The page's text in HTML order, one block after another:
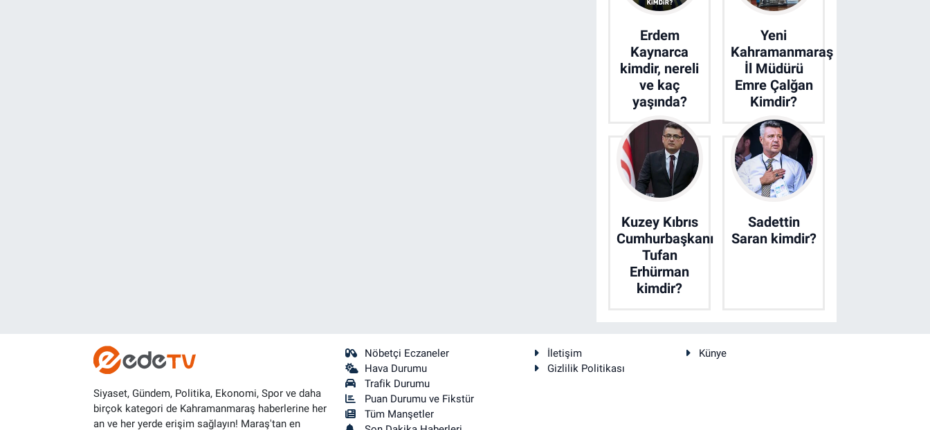
Erdem
Kaynarca
kimdir, nereli
ve kaç
yaşında?
Yeni
Kahramanmaraş
İl Müdürü
Emre Çalğan
Kimdir?
Kuzey Kıbrıs
Cumhurbaşkanı
Tufan
Erhürman
kimdir?
Sadettin
Saran kimdir?
Siyaset, Gündem, Politika, Ekonomi, Spor ve daha
birçok kategori de Kahramanmaraş haberlerine her
an ve her yerde erişim sağlayın! Maraş'tan en
Nöbetçi Eczaneler
Hava Durumu
Trafik Durumu
Puan Durumu ve Fikstür
Tüm Manşetler
İletişim
Künye
Gizlilik Politikası